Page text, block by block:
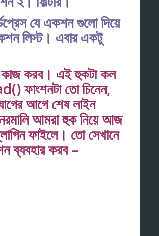
যে একশন গুলো দিয়ে
লিস্ট। এবার একটু
করব। এই হুকটা কল
ফাংশনটা তো চিনেন,
আগে শেষ লাইন
আমরা হুক নিয়ে আজ
ফাইলে। তো সেখানে
ব্যবহার করব –